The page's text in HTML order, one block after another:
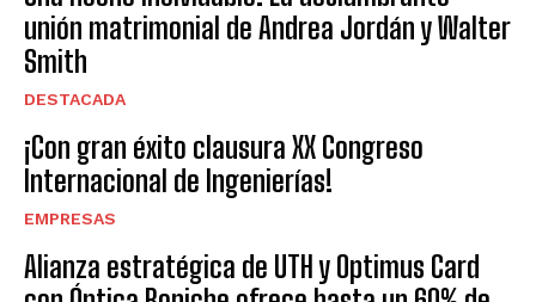
unión matrimonial de Andrea Jordán y Walter
Smith
DESTACADA
¡Con gran éxito clausura XX Congreso
Internacional de Ingenierías!
EMPRESAS
Alianza estratégica de UTH y Optimus Card